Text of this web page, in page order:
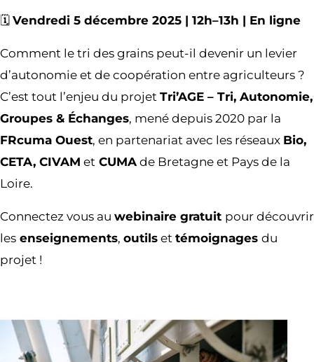
🗓️ Vendredi 5 décembre 2025 | 12h–13h | En ligne
Comment le tri des grains peut-il devenir un levier
d’autonomie et de coopération entre agriculteurs ?
C’est tout l’enjeu du projet Tri’AGE – Tri, Autonomie,
Groupes & Échanges, mené depuis 2020 par la
FRcuma Ouest, en partenariat avec les réseaux Bio,
CETA, CIVAM et CUMA de Bretagne et Pays de la
Loire.
Connectez vous au webinaire gratuit pour découvrir
les enseignements, outils et témoignages du
projet !